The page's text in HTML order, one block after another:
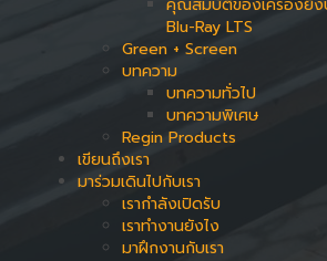
คุณสมบัติของเครื่องยิ
Blu-Ray LTS
Green + Screen
บทความ
บทความทั่วไป
บทความพิเศษ
Regin Products
เขียนถึงเรา
มาร่วมเดินไปกับเรา
เรากำลังเปิดรับ
เราทำงานยังไง
มาฝึกงานกับเรา